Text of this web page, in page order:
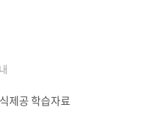
제공 학습자료